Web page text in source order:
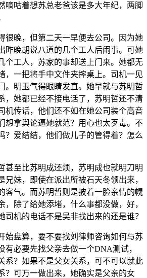
嘀咕着想苏总老爸该是多大年纪，两脚
很晚，但第二天一早便去公司。因为她
昨晚胡说八道的几个工人后闹事。可她
个工人，苏家的事却送上门来。她都无
，一把将手中文件夹摔桌上。司机一见
。明玉气得眼睛发直。她早就与苏明哲
，她都已经不接电话了，苏明哲还不清
机传话，他们还不如在她公司装个高音
想拿舆论逼她就范？用心也太歹毒。不
？爱结结，他们做儿子的管得着？怎么
甚至比苏明成还烦，苏明成也就明刀明
兄妹，即使在派出所被石天冬领出来，
客气。而苏明哲则是披着一脸亲情的幌
，除了给她添堵，什么事都没做，好，
司机的电话不是吴非找出来的还是谁？
始盘算，要不要找刘律师咨询如何与苏
有必要先找父亲去做一个DNA测试，
系？如果不是父女关系，可不可以就此
？可万一做出来，她确实是父亲的女